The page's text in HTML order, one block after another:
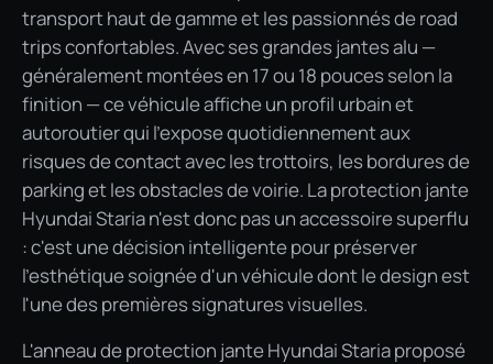
transport haut de gamme et les passionnés de road
trips confortables. Avec ses grandes jantes alu —
généralement montées en 17 ou 18 pouces selon la
finition — ce véhicule affiche un profil urbain et
autoroutier qui l'expose quotidiennement aux
risques de contact avec les trottoirs, les bordures de
parking et les obstacles de voirie. La protection jante
Hyundai Staria n'est donc pas un accessoire superflu
: c'est une décision intelligente pour préserver
l'esthétique soignée d'un véhicule dont le design est
l'une des premières signatures visuelles.
L'anneau de protection jante Hyundai Staria proposé